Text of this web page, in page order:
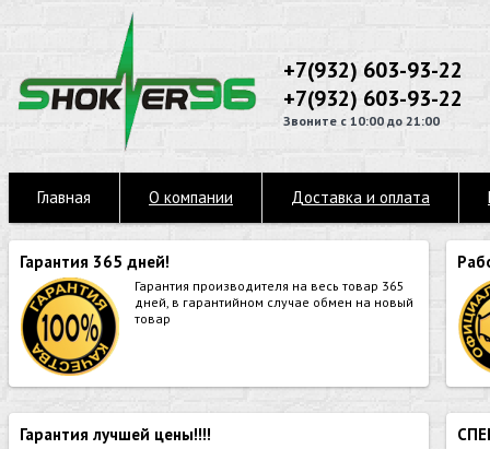
+7(932) 603-93-22
+7(932) 603-93-22
Звоните с 10:00 до 21:00
Главная О компании Доставка и оплата
Гарантия 365 дней!
Гарантия производителя на весь товар 365
дней, в гарантийном случае обмен на новый
товар
Гарантия лучшей цены!!!!